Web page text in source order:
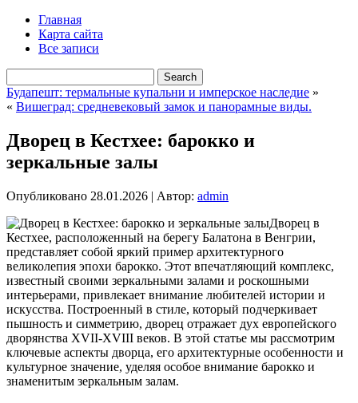
Главная
Карта сайта
Все записи
Будапешт: термальные купальни и имперское наследие »
« Вишеград: средневековый замок и панорамные виды.
Дворец в Кестхее: барокко и
зеркальные залы
Опубликовано 28.01.2026 | Автор: admin
Дворец в
Кестхее, расположенный на берегу Балатона в Венгрии,
представляет собой яркий пример архитектурного
великолепия эпохи барокко. Этот впечатляющий комплекс,
известный своими зеркальными залами и роскошными
интерьерами, привлекает внимание любителей истории и
искусства. Построенный в стиле, который подчеркивает
пышность и симметрию, дворец отражает дух европейского
дворянства XVII-XVIII веков. В этой статье мы рассмотрим
ключевые аспекты дворца, его архитектурные особенности и
культурное значение, уделяя особое внимание барокко и
знаменитым зеркальным залам.